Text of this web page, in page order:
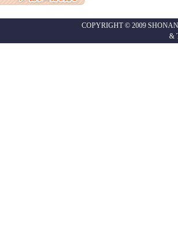
COPYRIGHT © 2009
&